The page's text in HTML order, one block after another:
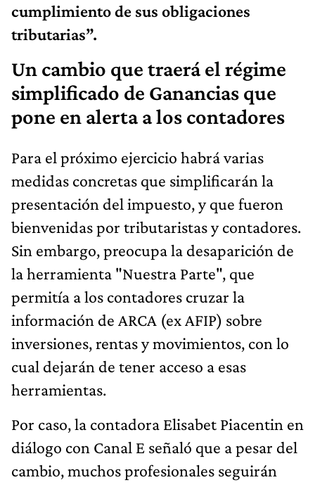
cumplimiento de sus obligaciones
tributarias”.
Un cambio que traerá el régime
simplificado de Ganancias que
pone en alerta a los contadores
Para el próximo ejercicio habrá varias
medidas concretas que simplificarán la
presentación del impuesto, y que fueron
bienvenidas por tributaristas y contadores.
Sin embargo, preocupa la desaparición de
la herramienta "Nuestra Parte", que
permitía a los contadores cruzar la
información de ARCA (ex AFIP) sobre
inversiones, rentas y movimientos, con lo
cual dejarán de tener acceso a esas
herramientas.
Por caso, la contadora Elisabet Piacentin en
diálogo con Canal E señaló que a pesar del
cambio, muchos profesionales seguirán